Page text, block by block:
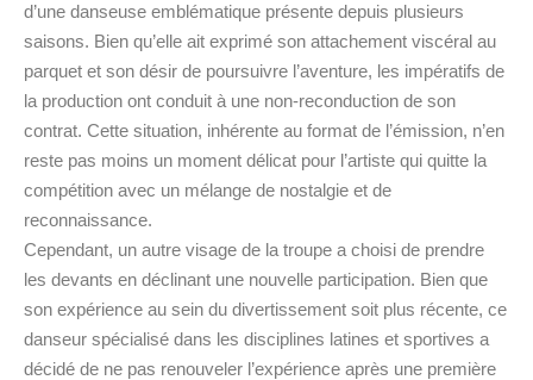
d’une danseuse emblématique présente depuis plusieurs
saisons. Bien qu’elle ait exprimé son attachement viscéral au
parquet et son désir de poursuivre l’aventure, les impératifs de
la production ont conduit à une non-reconduction de son
contrat. Cette situation, inhérente au format de l’émission, n’en
reste pas moins un moment délicat pour l’artiste qui quitte la
compétition avec un mélange de nostalgie et de
reconnaissance.
Cependant, un autre visage de la troupe a choisi de prendre
les devants en déclinant une nouvelle participation. Bien que
son expérience au sein du divertissement soit plus récente, ce
danseur spécialisé dans les disciplines latines et sportives a
décidé de ne pas renouveler l’expérience après une première